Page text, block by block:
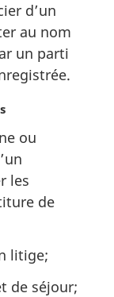
d’un
au nom
un parti
ou
les
de
litige;
de séjour;